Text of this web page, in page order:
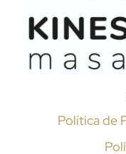
Política de